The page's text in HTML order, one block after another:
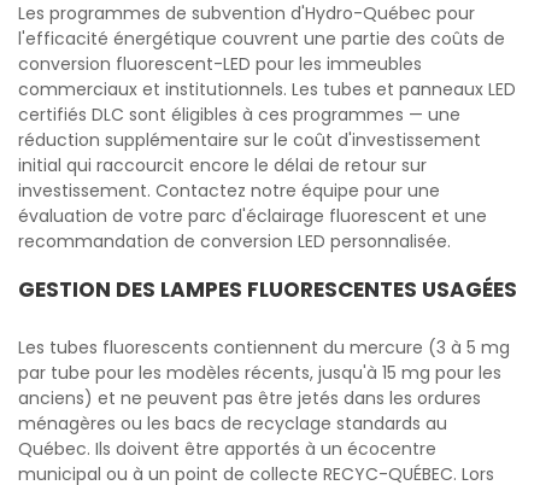
Les programmes de subvention d'Hydro-Québec pour
l'efficacité énergétique couvrent une partie des coûts de
conversion fluorescent-LED pour les immeubles
commerciaux et institutionnels. Les tubes et panneaux LED
certifiés DLC sont éligibles à ces programmes — une
réduction supplémentaire sur le coût d'investissement
initial qui raccourcit encore le délai de retour sur
investissement. Contactez notre équipe pour une
évaluation de votre parc d'éclairage fluorescent et une
recommandation de conversion LED personnalisée.
GESTION DES LAMPES FLUORESCENTES USAGÉES
Les tubes fluorescents contiennent du mercure (3 à 5 mg
par tube pour les modèles récents, jusqu'à 15 mg pour les
anciens) et ne peuvent pas être jetés dans les ordures
ménagères ou les bacs de recyclage standards au
Québec. Ils doivent être apportés à un écocentre
municipal ou à un point de collecte RECYC-QUÉBEC. Lors